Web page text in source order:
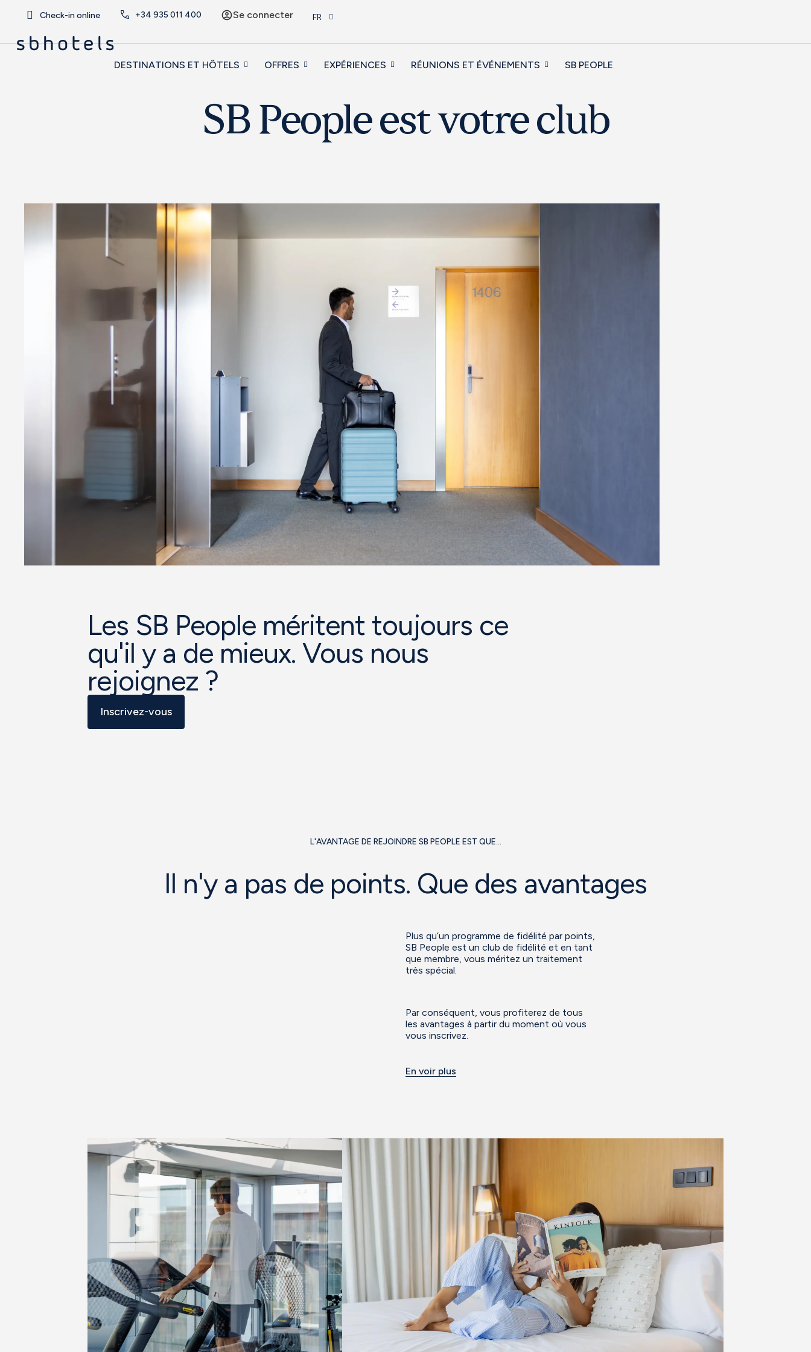
Check-in online +34 935 011 400 Se connecter FR
DESTINATIONS ET HÔTELS OFFRES EXPÉRIENCES RÉUNIONS ET ÉVÉNEMENTS SB PEOPLE
SB People est votre club
Les SB People méritent toujours ce
qu'il y a de mieux. Vous nous
rejoignez ?
Inscrivez-vous
L'AVANTAGE DE REJOINDRE SB PEOPLE EST QUE...
Il n'y a pas de points. Que des avantages
Plus qu’un programme de fidélité par points,
SB People est un club de fidélité et en tant
que membre, vous méritez un traitement
très spécial.
Par conséquent, vous profiterez de tous
les avantages à partir du moment où vous
vous inscrivez.
En voir plus